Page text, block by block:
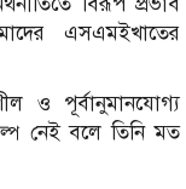
এসএমইখাতের
ও পূর্বানুমানযোগ্য
নেই বলে তিনি মত